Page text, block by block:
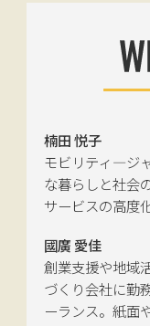
楠田 悦子
モビリティ―ジ
な暮らしと社会
サービスの高度
新聞社モビリテ
『LIGARE』初代
に独立。国土交
推進に向けた有
國廣 愛佳
創業支援や地域
づくり会社に勤
ーランス。紙面